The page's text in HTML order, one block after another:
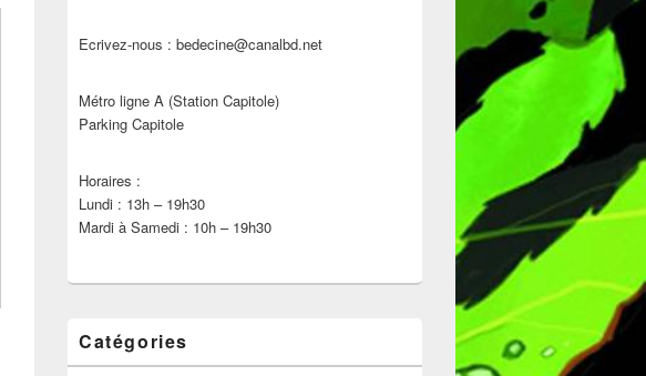
Ecrivez-nous : bedecine@canalbd.net
Métro ligne A (Station Capitole)
Parking Capitole
Horaires :
Lundi : 13h – 19h30
Mardi à Samedi : 10h – 19h30
Catégories